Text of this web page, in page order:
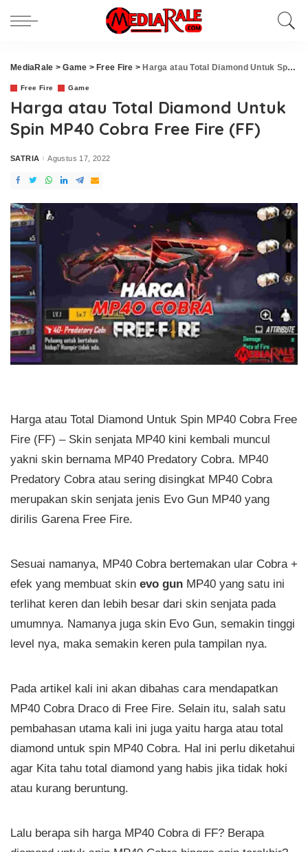
MediaRale >Game > Free Fire > Harga atau Total Diamond Untuk Spin MP40 Cobra Free Fire (FF)
Free Fire Game
Harga atau Total Diamond Untuk
Spin MP40 Cobra Free Fire (FF)
Posted
SATRIA Agustus 17, 2022
Harga atau Total Diamond Untuk Spin MP40 Cobra Free
Fire (FF) – Skin senjata MP40 kini kembali muncul
yakni skin bernama MP40 Predatory Cobra. MP40
Predatory Cobra atau sering disingkat MP40 Cobra
merupakan skin senjata jenis Evo Gun MP40 yang
dirilis Garena Free Fire.
Sesuai namanya, MP40 Cobra bertemakan ular Cobra +
efek yang membuat skin evo gun MP40 yang satu ini
terlihat keren dan lebih besar dari skin senjata pada
umumnya. Namanya juga skin Evo Gun, semakin tinggi
level nya, maka semakin keren pula tampilan nya.
Pada artikel kali ini akan dibahas cara mendapatkan
MP40 Cobra Draco di Free Fire. Selain itu, salah satu
pembahasan utama kali ini juga yaitu harga atau total
diamond untuk spin MP40 Cobra. Hal ini perlu diketahui
agar Kita tahu total diamond yang habis jika tidak hoki
atau kurang beruntung.
Lalu berapa sih harga MP40 Cobra di FF? Berapa